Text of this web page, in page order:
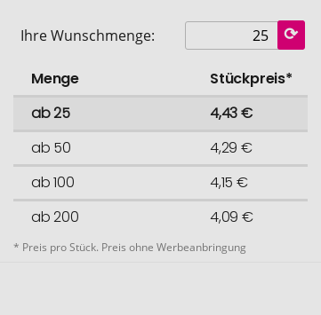
Ihre Wunschmenge:
Menge
Stückpreis*
ab 25
4,43 €
ab 50
4,29 €
ab 100
4,15 €
ab 200
4,09 €
* Preis pro Stück. Preis ohne Werbeanbringung